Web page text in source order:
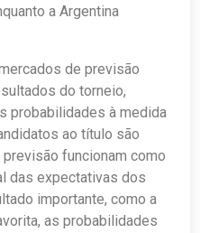
a Argentina
de previsão
do torneio,
probabilidades à medida
ao título são
funcionam como
das expectativas dos
importante, como a
as probabilidades